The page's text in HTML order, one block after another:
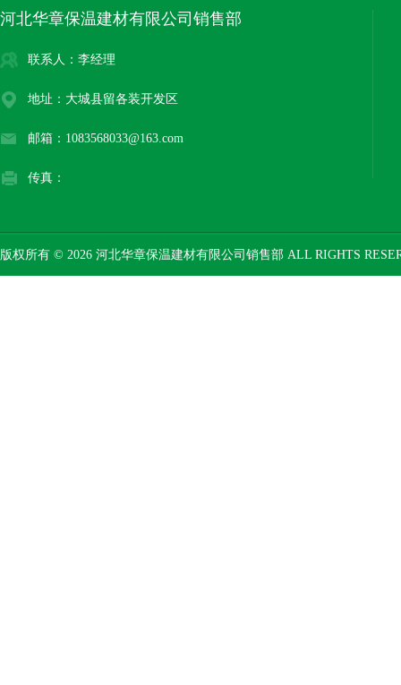
河北华章保温建材有限公司销售部
联系人：李经理
地址：大城县留各装开发区
邮箱：1083568033@163.com
传真：
版权所有 © 2026 河北华章保温建材有限公司销售部 ALL RIGHTS